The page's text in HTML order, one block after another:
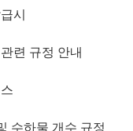
시
련 규정 안내